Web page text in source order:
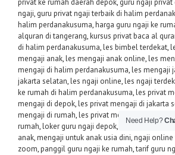
privat ke rumah daerah depok, guru ngaji
ngaji, guru privat ngaji terbaik di halim
halim perdanakusuma,harga guru ngaji ke
alquran di tangerang,kursus privat baca al
di halim perdanakusuma,les bimbel terdekat,
mengaji anak,les mengaji anak online,les
mengaji di halim perdanakusuma,les mengaji
jakarta selatan,les ngaji online,les ngaji
ke rumah di halim perdanakusuma,les privat
mengaji di depok,les privat mengaji di jakarta
mengaji di rumah,les privat mengaji jakarta,
rumah,loker guru ngaji depok, materi les
anak,mengaji untuk anak usia dini,ngaji online
zoom,panggil guru ngaji ke rumah,tarif guru
Need Help?